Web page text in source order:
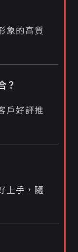
象的高質
？
戶好評推
上手，隨